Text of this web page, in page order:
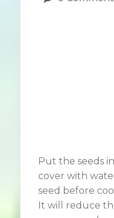
Put the seeds
cover with
seed before
It will reduce